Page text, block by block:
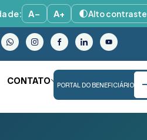
A− A+ Alto contraste
CONTATO PORTAL DO BENEFICIÁRIO